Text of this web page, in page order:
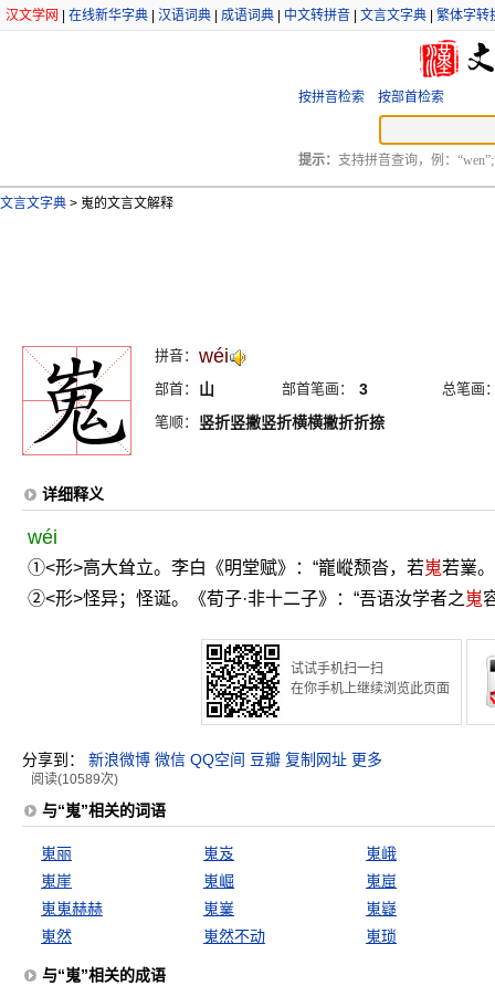
汉文学网 在线新华字典 汉语词典 成语词典 中文转拼音 文言文字典 繁体字转
按拼音检索 按部首检索
提示： 支持拼音查询，例：
文言文字典 > 嵬的文言文解释
拼音： wéi
部首： 山 部首笔画： 3
总笔画
笔顺：
竖折竖撇竖折横横撇折折捺
详细释义
wéi
①<形>高大耸立。李白《明堂赋》：“巃嵷颓沓，若嵬若嶪。
②<形>怪异；怪诞。《荀子·非十二子》：“吾语汝学者之 嵬
试试手机扫一扫
在你手机上继续浏览此页面
分享到： 新浪微博 微信 QQ空间 豆瓣 复制网址 更多
阅读(10589次)
与“嵬”相关的词语
嵬丽 嵬岌
嵬峨
嵬崖
嵬崛
嵬崫
嵬嵬赫赫
嵬嶪
嵬嶷
嵬然
嵬然不动 嵬琐
与“嵬”相关的成语